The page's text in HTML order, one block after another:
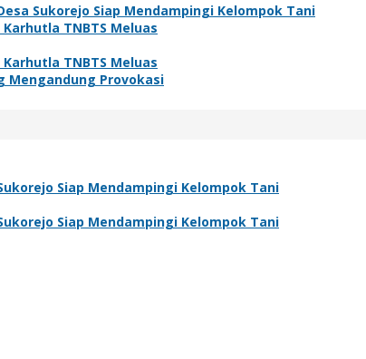
Sukorejo Siap Mendampingi Kelompok Tani
TNBTS Meluas
TNBTS Meluas
Mengandung Provokasi
Siap Mendampingi Kelompok Tani
Siap Mendampingi Kelompok Tani